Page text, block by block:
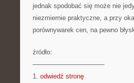
jednak spodobać się może nie
niezmiernie praktyczne, a przy
porównywarek cen, na pewno
źródło:
———————————
1. odwiedź stronę